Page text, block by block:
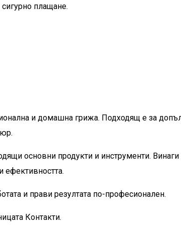
плащане.
и домашна грижа. Подходящ е за
основни продукти и инструменти.
ефективността.
и прави резултата по-професионален.
Контакти.